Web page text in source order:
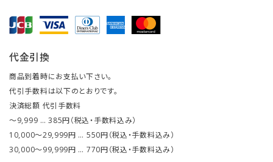
代金引換
商品到着時にお支払い下さい。
代引手数料は以下のとおりです。
決済総額 代引手数料
～9,999 … 385円（税込・手数料込み）
10,000～29,999円 … 550円（税込・手数料込み）
30,000～99,999円 … 770円（税込・手数料込み）